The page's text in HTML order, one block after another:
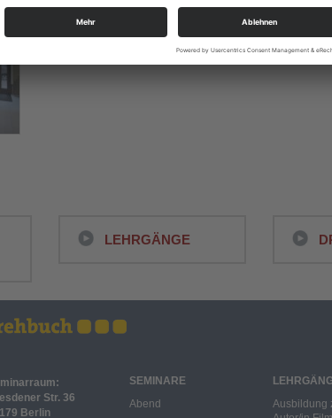
LEHRGÄNGE
Str. 36
Berlin
SEMINARE
Abend
Ausbildung